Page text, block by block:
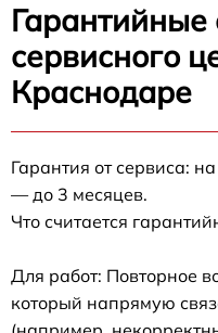
Гарантийные
сервисного
Краснодаре
Гарантия от сервиса:
— до 3 месяцев.
Что считается
Для работ: Повторное
который напрямую